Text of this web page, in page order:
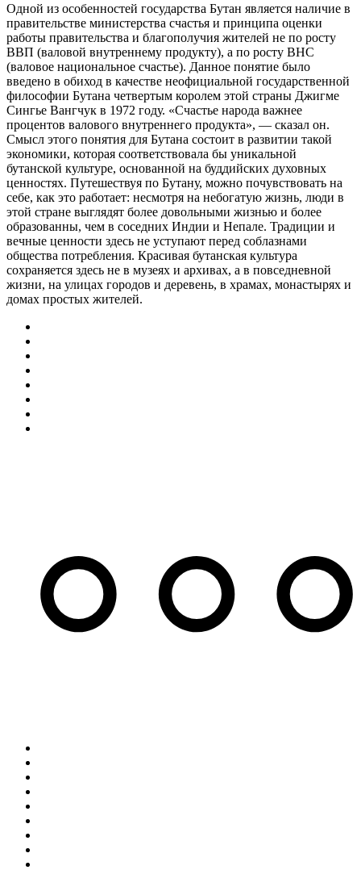
Одной из особенностей государства Бутан является наличие в
правительстве министерства счастья и принципа оценки
работы правительства и благополучия жителей не по росту
ВВП (валовой внутреннему продукту), а по росту ВНС
(валовое национальное счастье). Данное понятие было
введено в обиход в качестве неофициальной государственной
философии Бутана четвертым королем этой страны Джигме
Сингье Вангчук в 1972 году. «Счастье народа важнее
процентов валового внутреннего продукта», — сказал он.
Смысл этого понятия для Бутана состоит в развитии такой
экономики, которая соответствовала бы уникальной
бутанской культуре, основанной на буддийских духовных
ценностях. Путешествуя по Бутану, можно почувствовать на
себе, как это работает: несмотря на небогатую жизнь, люди в
этой стране выглядят более довольными жизнью и более
образованны, чем в соседних Индии и Непале. Традиции и
вечные ценности здесь не уступают перед соблазнами
общества потребления. Красивая бутанская культура
сохраняется здесь не в музеях и архивах, а в повседневной
жизни, на улицах городов и деревень, в храмах, монастырях и
домах простых жителей.